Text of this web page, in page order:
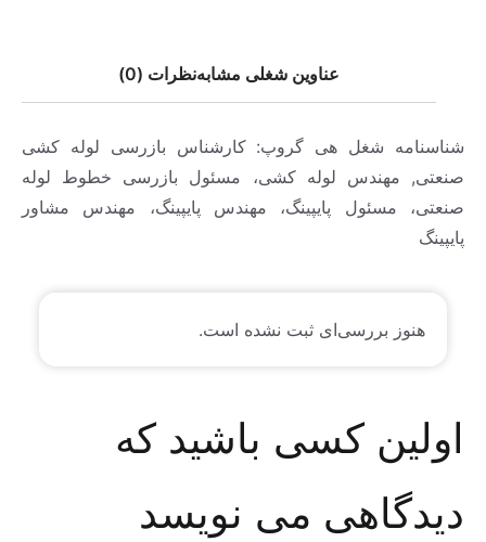
عناوین شغلی مشابهنظرات (0)
شناسنامه شغل هی گروپ: کارشناس بازرسی لوله کشی
صنعتی, مهندس لوله کشی، مسئول بازرسی خطوط لوله
صنعتی، مسئول پایپینگ، مهندس پایپینگ، مهندس مشاور
پایپینگ
هنوز بررسی‌ای ثبت نشده است.
اولین کسی باشید که
دیدگاهی می نویسد